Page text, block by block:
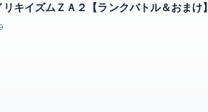
リキイズムＺＡ２【ランクバトル＆おまけ】